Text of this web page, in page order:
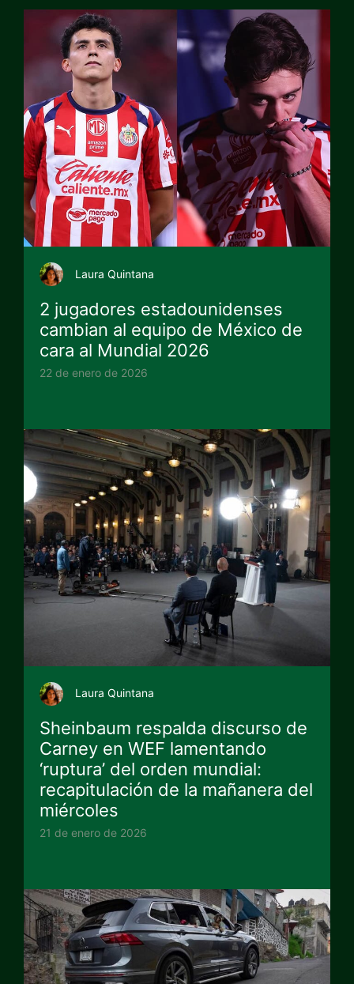
Laura Quintana
2 jugadores estadounidenses
cambian al equipo de México de
cara al Mundial 2026
22 de enero de 2026
Laura Quintana
Sheinbaum respalda discurso de
Carney en WEF lamentando
‘ruptura’ del orden mundial:
recapitulación de la mañanera del
miércoles
21 de enero de 2026